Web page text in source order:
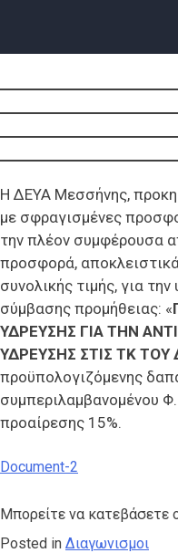
Η ΔΕΥΑ Μεσσήνης,
με σφραγισμένες
την πλέον συμφέρουσα
προσφορά,
συνολικής τιμής, για
σύμβασης προμήθειας: «
ΥΔΡΕΥΣΗΣ ΓΙΑ ΤΗΝ
ΥΔΡΕΥΣΗΣ ΣΤΙΣ ΤΚ
προϋπολογιζόμενης
συμπεριλαμβανομένου
προαίρεσης 15%.
Document-2
Μπορείτε να κατεβάσετε
Posted in Διαγωνισμοι